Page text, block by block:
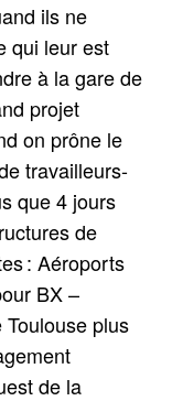
ils ne
qui leur est
à la gare de
projet
on prône le
travailleurs-
que 4 jours
de
: Aéroports
BX –
Toulouse plus
de la